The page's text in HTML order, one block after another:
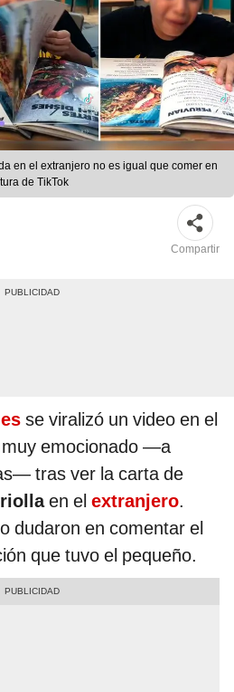
en el extranjero no es igual que comer en
de TikTok
Compartir
se viralizó un video en el
emocionado —a
tras ver la carta de
en el extranjero.
dudaron en comentar el
que tuvo el pequeño.